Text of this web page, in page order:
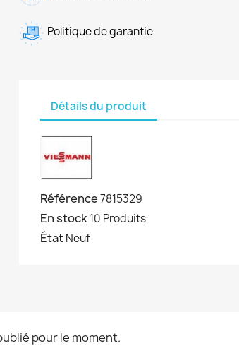
Politique de garantie
Détails du produit
Référence7815329
En stock10 Produits
ÉtatNeuf
pour le moment.